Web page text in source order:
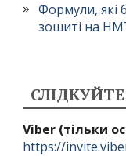
Формули, які
зошиті на
Viber (тільки
https://